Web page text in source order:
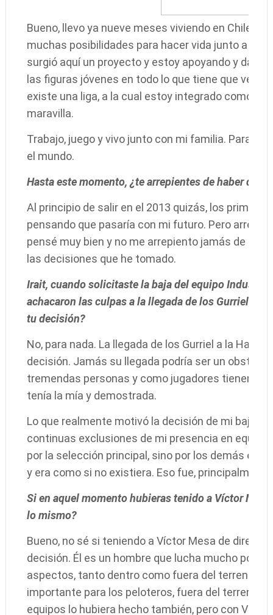
Bueno, llevo ya nueve meses viviendo en Chile
muchas posibilidades para hacer vida junto a mi
surgió aquí un proyecto y estoy apoyando y
las figuras jóvenes en todo lo que tiene que ver
existe una liga, a la cual estoy integrado como
maravilla.
Trabajo, juego y vivo junto con mi familia. Para
el mundo.
Hasta este momento, ¿te arrepientes de haber
Al principio de salir en el 2013 quizás, los
pensando que pasaría con mi futuro. Pero
pensé muy bien y no me arrepiento jamás de los
las decisiones que he tomado.
Irait, cuando solicitaste la baja del equipo
achacaron las culpas a la llegada de los Gurriel a
tu decisión?
No, para nada. La llegada de los Gurriel a la
decisión. Jamás su llegada podría ser un
tremendas personas y como jugadores tienen
tenía la mía y demostrada.
Lo que realmente motivó la decisión de mi baja
continuas exclusiones de mi presencia en
por la selección principal, sino por los demás
y era como si no existiera. Eso fue,
Si en aquel momento hubieras tenido a Víctor
lo mismo?
Bueno, no sé si teniendo a Víctor Mesa de
decisión. Él es un hombre que lucha mucho por
aspectos, tanto dentro como fuera del terreno y
importante para los peloteros, fuera del terreno.
equipos lo hubiera hecho también, pero con